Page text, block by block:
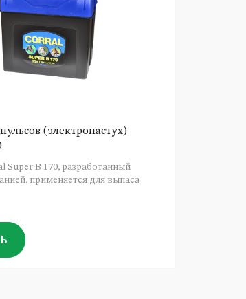
(электропастух)
Super B 170, разработанный
применяется для выпаса